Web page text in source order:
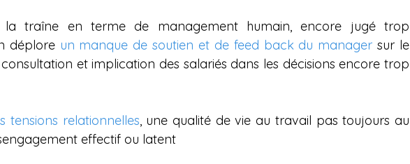
la traîne en terme de management humain, encore jugé trop
déplore un manque de soutien et de feed back du manager sur le
et implication des salariés dans les décisions encore trop
tensions relationnelles, une qualité de vie au travail pas toujours au
effectif ou latent